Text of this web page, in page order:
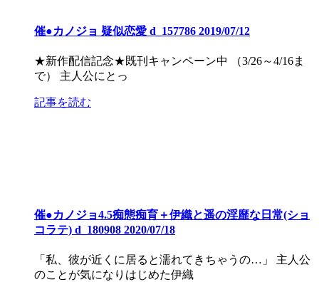
催●カノジョ 疑似恋愛 d_157786 2019/07/12
★新作配信記念★既刊キャンペーン中 （3/26～4/16ま
で） 主人公にとっ
記事を読む
催●カノジョ4.5痴態痴育＋伊織と遥の淫靡な日常(ショ
コラテ) d_180908 2020/07/18
「私、彼が近くに居ると濡れてきちゃうの…」 主人公
のことが気になりはじめた伊織